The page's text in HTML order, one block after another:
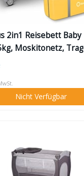
2in1 Reisebett
Moskitonetz,
(Yellow Scandi)
Nicht Verfügbar